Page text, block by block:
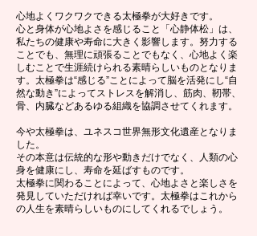
心地よくワクワクできる太極拳が大好きです。
心と身体が心地よさを感じること「心静体松」は、
私たちの健康や寿命に大きく影響します。努力する
ことでも、無理に頑張ることでもなく、心地よく楽
しむことで生涯続けられる素晴らしいものとなりま
す。太極拳は“感じる”ことによって脳を活発にし“自
然な動き”によってストレスを解消し、筋肉、靭帯、
骨、内臓などあるゆる組織を協調させてくれます。
今や​太極拳は、ユネスコ世界無形文化遺産となりま
した。
その本意は伝統的な形や動きだけでなく、人類の心
身を健康にし、寿命を延ばすものです。
太極拳に関わることによって、心地よさと楽しさを
発見していただければ幸いです。太極拳はこれから
の人生を素晴らしいものにしてくれるでしょう。